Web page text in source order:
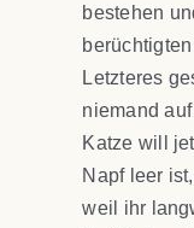
bestehen
Letzteres
niemand
Katze will
Napf leer
weil ihr